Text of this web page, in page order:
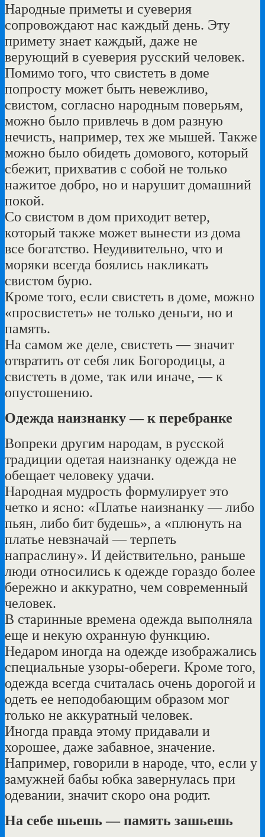
Народные приметы и суеверия
сопровождают нас каждый день. Эту
примету знает каждый, даже не
верующий в суеверия русский человек.
Помимо того, что свистеть в доме
попросту может быть невежливо,
свистом, согласно народным поверьям,
можно было привлечь в дом разную
нечисть, например, тех же мышей. Также
можно было обидеть домового, который
сбежит, прихватив с собой не только
нажитое добро, но и нарушит домашний
покой.
Со свистом в дом приходит ветер,
который также может вынести из дома
все богатство. Неудивительно, что и
моряки всегда боялись накликать
свистом бурю.
Кроме того, если свистеть в доме, можно
«просвистеть» не только деньги, но и
память.
На самом же деле, свистеть — значит
отвратить от себя лик Богородицы, а
свистеть в доме, так или иначе, — к
опустошению.
Одежда наизнанку — к перебранке
Вопреки другим народам, в русской
традиции одетая наизнанку одежда не
обещает человеку удачи.
Народная мудрость формулирует это
четко и ясно: «Платье наизнанку — либо
пьян, либо бит будешь», а «плюнуть на
платье невзначай — терпеть
напраслину». И действительно, раньше
люди относились к одежде гораздо более
бережно и аккуратно, чем современный
человек.
В старинные времена одежда выполняла
еще и некую охранную функцию.
Недаром иногда на одежде изображались
специальные узоры-обереги. Кроме того,
одежда всегда считалась очень дорогой и
одеть ее неподобающим образом мог
только не аккуратный человек.
Иногда правда этому придавали и
хорошее, даже забавное, значение.
Например, говорили в народе, что, если у
замужней бабы юбка завернулась при
одевании, значит скоро она родит.
На себе шьешь — память зашьешь